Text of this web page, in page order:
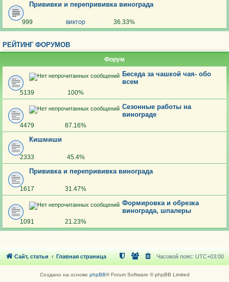
Прививки и перепрививка винограда
999 виктор 36.33%
РЕЙТИНГ ФОРУМОВ
Форум
Беседа за чашкой чая- обо
всем
5139 100%
Сезонные работы на
винограде
4479 87.16%
Кишмиши
2333 45.4%
Прививка и перепрививка винограда
1617 31.47%
Формировка и обрезка
винограда, шпалеры
1091 21.23%
Сайт, статьи Главная страница Часовой пояс: UTC+03:00
Создано на основе phpBB® Forum Software © phpBB Limited